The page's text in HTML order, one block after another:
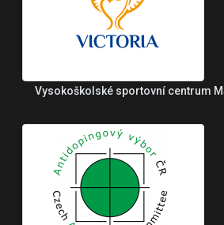
Vysokoškolské sportovní centrum